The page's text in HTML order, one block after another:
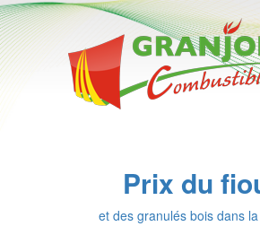
Prix du
et des granulés bois dans